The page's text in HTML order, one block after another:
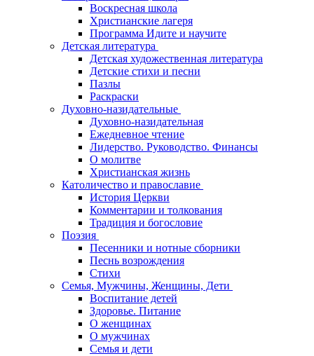
Воскресная школа
Христианские лагеря
Программа Идите и научите
Детская литература
Детская художественная литература
Детские стихи и песни
Пазлы
Раскраски
Духовно-назидательные
Духовно-назидательная
Ежедневное чтение
Лидерство. Руководство. Финансы
О молитве
Христианская жизнь
Католичество и православие
История Церкви
Комментарии и толкования
Традиция и богословие
Поэзия
Песенники и нотные сборники
Песнь возрождения
Стихи
Семья, Мужчины, Женщины, Дети
Воспитание детей
Здоровье. Питание
О женщинах
О мужчинах
Семья и дети